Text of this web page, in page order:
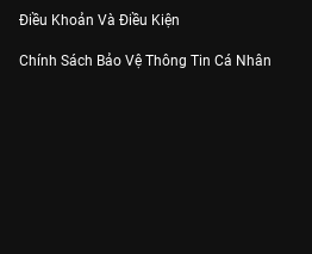
Điều Khoản Và Điều Kiện
Chính Sách Bảo Vệ Thông Tin Cá Nhân